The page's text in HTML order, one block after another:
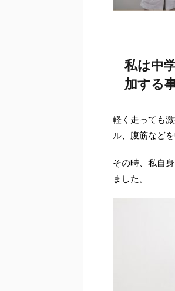
私は中
加する
軽く走っても
ル、腹筋など
その時、私自
ました。